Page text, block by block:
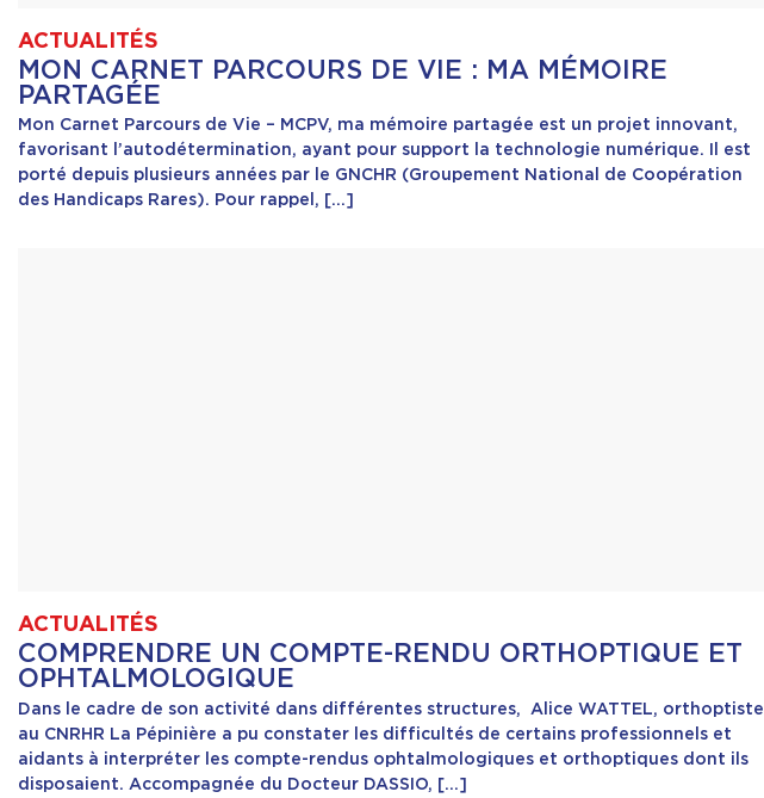
ACTUALITÉS
MON CARNET PARCOURS DE VIE : MA MÉMOIRE
PARTAGÉE
Mon Carnet Parcours de Vie – MCPV, ma mémoire partagée est un projet innovant,
favorisant l’autodétermination, ayant pour support la technologie numérique. Il est
porté depuis plusieurs années par le GNCHR (Groupement National de Coopération
des Handicaps Rares). Pour rappel, […]
ACTUALITÉS
COMPRENDRE UN COMPTE-RENDU ORTHOPTIQUE ET
OPHTALMOLOGIQUE
Dans le cadre de son activité dans différentes structures, Alice WATTEL, orthoptiste
au CNRHR La Pépinière a pu constater les difficultés de certains professionnels et
aidants à interpréter les compte-rendus ophtalmologiques et orthoptiques dont ils
disposaient. Accompagnée du Docteur DASSIO, […]